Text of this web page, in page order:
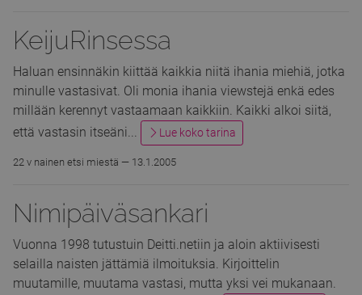
KeijuRinsessa
Haluan ensinnäkin kiittää kaikkia niitä ihania miehiä, jotka
minulle vastasivat. Oli monia ihania viewstejä enkä edes
millään kerennyt vastaamaan kaikkiin. Kaikki alkoi siitä,
että vastasin itseäni...
Lue koko tarina
22 v nainen etsi miestä — 13.1.2005
Nimipäiväsankari
Vuonna 1998 tutustuin Deitti.netiin ja aloin aktiivisesti
selailla naisten jättämiä ilmoituksia. Kirjoittelin
muutamille, muutama vastasi, mutta yksi vei mukanaan.